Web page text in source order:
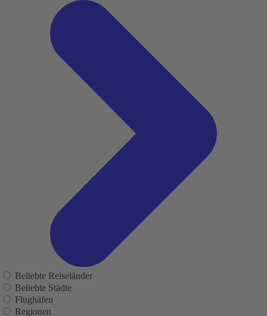
Beliebte Reiseländer
Beliebte Städte
Flughäfen
Regionen